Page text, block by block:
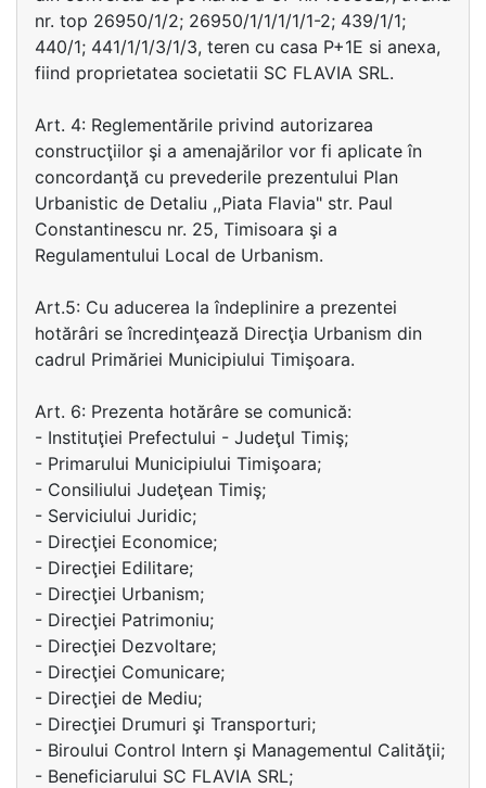
nr. top 26950/1/2; 26950/1/1/1/1/1-2; 439/1/1;
440/1; 441/1/1/3/1/3, teren cu casa P+1E si anexa,
fiind proprietatea societatii SC FLAVIA SRL.
Art. 4: Reglementările privind autorizarea
construcţiilor şi a amenajărilor vor fi aplicate în
concordanţă cu prevederile prezentului Plan
Urbanistic de Detaliu ,,Piata Flavia" str. Paul
Constantinescu nr. 25, Timisoara şi a
Regulamentului Local de Urbanism.
Art.5: Cu aducerea la îndeplinire a prezentei
hotărâri se încredinţează Direcţia Urbanism din
cadrul Primăriei Municipiului Timişoara.
Art. 6: Prezenta hotărâre se comunică:
- Instituţiei Prefectului - Judeţul Timiş;
- Primarului Municipiului Timişoara;
- Consiliului Judeţean Timiş;
- Serviciului Juridic;
- Direcţiei Economice;
- Direcţiei Edilitare;
- Direcţiei Urbanism;
- Direcţiei Patrimoniu;
- Direcţiei Dezvoltare;
- Direcţiei Comunicare;
- Direcţiei de Mediu;
- Direcţiei Drumuri şi Transporturi;
- Biroului Control Intern şi Managementul Calităţii;
- Beneficiarului SC FLAVIA SRL;